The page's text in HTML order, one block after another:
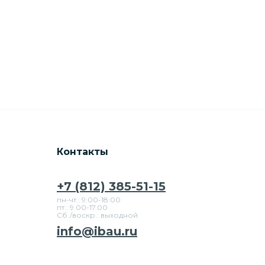
+7 (812) 385-51-15
пн-чт.: 9:00-18:00
пт.: 9.00-17.00
Сб./воскр.: выходной
Контакты
info@ibau.ru